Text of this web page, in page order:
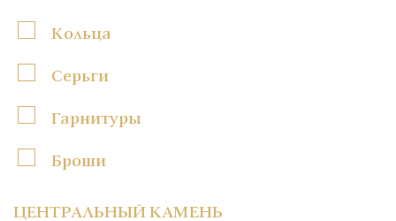
Кольца
Серьги
Гарнитуры
Броши
ЦЕНТРАЛЬНЫЙ КАМЕНЬ